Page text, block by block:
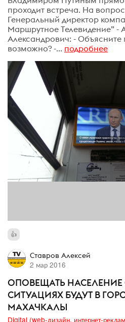
проходит встреча. На
Генеральный директор
Маршрутное Телевидение” -
Александрович: - Объясните
возможно? -... подробнее
Ставров Алексей
2 мар 2016
ОПОВЕЩАТЬ
СИТУАЦИЯХ БУДУТ В
МАХАЧКАЛЫ